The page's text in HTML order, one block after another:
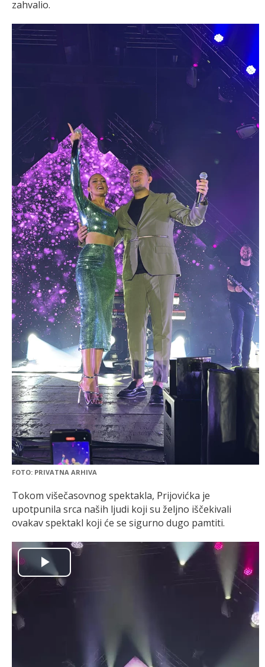
zahvalio.
FOTO: PRIVATNA ARHIVA
Tokom višečasovnog spektakla, Prijovićka je
upotpunila srca naših ljudi koji su željno iščekivali
ovakav spektakl koji će se sigurno dugo pamtiti.
Play
Video